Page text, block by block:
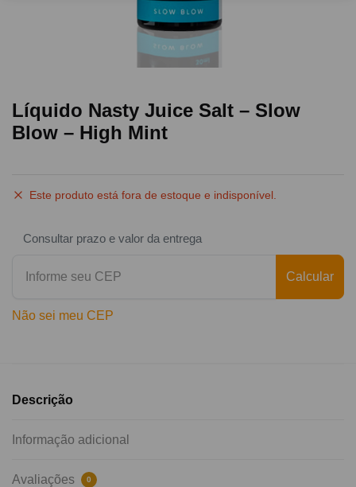
Líquido Nasty Juice Salt – Slow
Blow – High Mint
Este produto está fora de estoque e indisponível.
Consultar prazo e valor da entrega
Calcular
Não sei meu CEP
Descrição
Informação adicional
Avaliações 0